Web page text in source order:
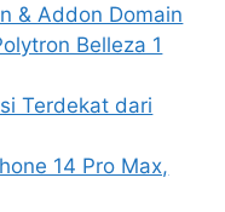
& Addon Domain
Belleza 1
Terdekat dari
14 Pro Max,